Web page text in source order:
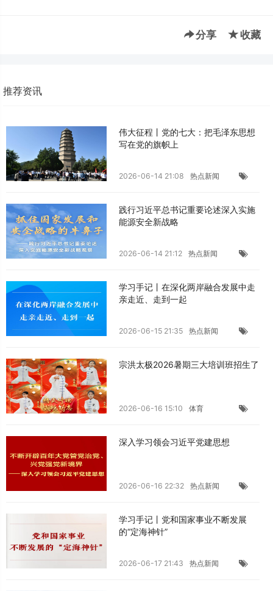
分享 收藏
推荐资讯
伟大征程丨党的七大：把毛泽东思想
写在党的旗帜上
2026-06-14 21:08 热点新闻
践行习近平总书记重要论述深入实施
能源安全新战略
2026-06-14 21:12 热点新闻
学习手记丨在深化两岸融合发展中走
亲走近、走到一起
2026-06-15 21:35 热点新闻
宗洪太极2026暑期三大培训班招生了
2026-06-16 15:10 体育
深入学习领会习近平党建思想
2026-06-16 22:32 热点新闻
学习手记丨党和国家事业不断发展
的“定海神针”
2026-06-17 21:43 热点新闻